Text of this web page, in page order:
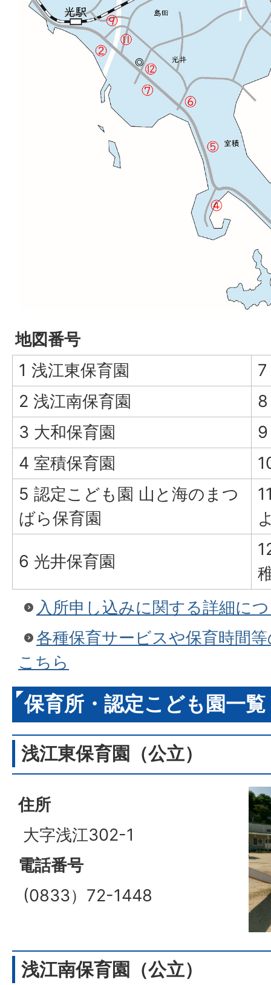
地図番号
1 浅江東保育園
2 浅江南保育園
3 大和保育園
4 室積保育園
5 認定こども園 山と海のまつ
ばら保育園
6 光井保育園
入所申し込みに関する詳細に
各種保育サービスや保育時間
こちら
保育所・認定こども園一覧
浅江東保育園（公立）
住所
大字浅江302-1
電話番号
(0833）72-1448
浅江南保育園（公立）